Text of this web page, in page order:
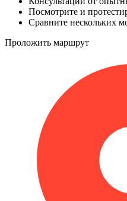
Посмотрите и
Сравните нескольких
Проложить маршрут